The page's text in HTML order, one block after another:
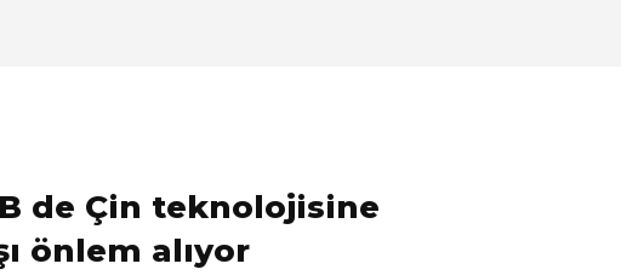
de Çin teknolojisine
önlem alıyor